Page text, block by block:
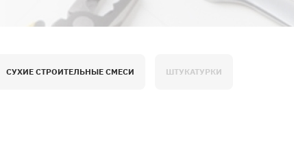
СУХИЕ СТРОИТЕЛЬНЫЕ СМЕСИ ШТУКАТУРКИ